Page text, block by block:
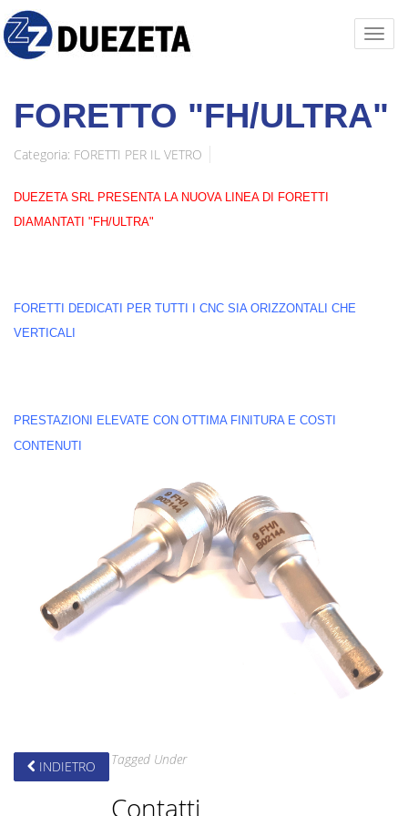
FORETTO "FH/ULTRA"
Categoria: FORETTI PER IL VETRO
DUEZETA SRL PRESENTA LA NUOVA LINEA DI FORETTI
DIAMANTATI "FH/ULTRA"
FORETTI DEDICATI PER TUTTI I CNC SIA ORIZZONTALI CHE
VERTICALI
PRESTAZIONI ELEVATE CON OTTIMA FINITURA E COSTI
CONTENUTI
Tagged Under
INDIETRO
Contatti